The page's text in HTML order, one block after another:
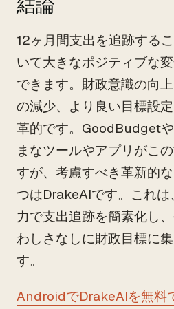
結論
12ヶ月間支出を追跡する
いて大きなポジティブな
できます。財政意識の向
の減少、より良い目標設
革的です。GoodBudget
まなツールやアプリがこ
すが、考慮すべき革新的
つはDrakeAIです。これ
力で支出追跡を簡素化し
わしさなしに財政目標に
す。
AndroidでDrakeAIを無料